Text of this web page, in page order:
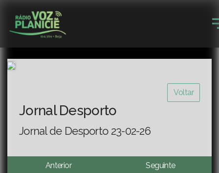
Voltar
Jornal Desporto
Jornal de Desporto 23-02-26
Anterior Seguinte